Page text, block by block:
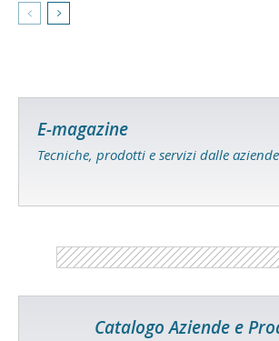
E-magazine
Tecniche, prodotti e servizi dalle aziende
Catalogo Aziende e